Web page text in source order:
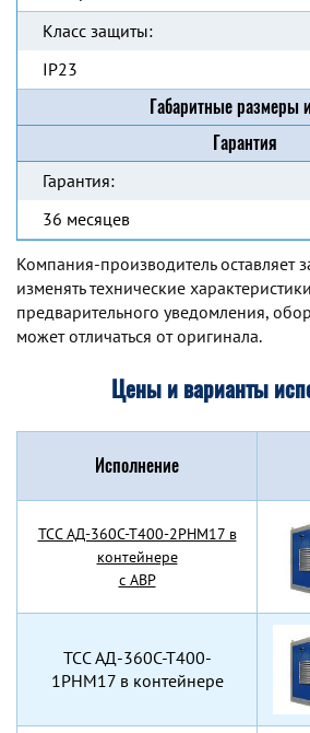
Класс защиты:
IP23
Габаритные размеры
Гарантия
Гарантия:
36 месяцев
Компания-производитель оставляет
изменять технические
предварительного уведомления,
может отличаться от оригинала.
Цены и варианты
Исполнение
TCC АД-360С-Т400-2РНМ17 в
контейнере
с АВР
TCC АД-360С-Т400-
1РНМ17 в контейнере